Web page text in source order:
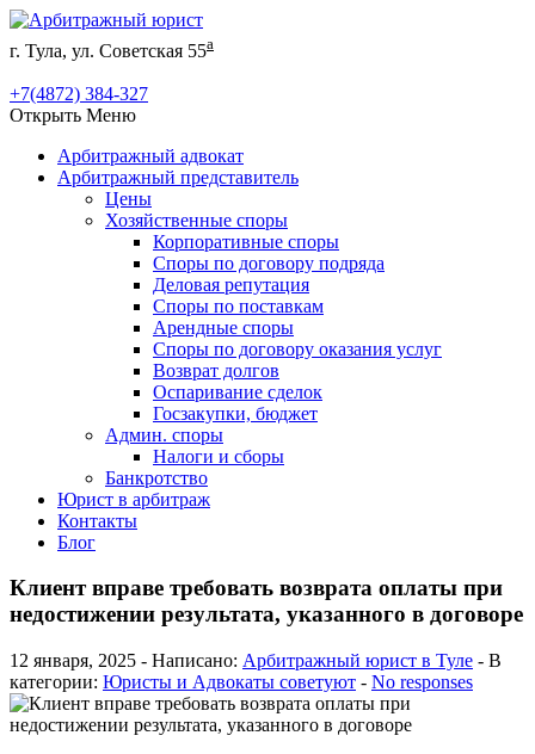
г. Тула, ул. Советская 55а
+7(4872) 384-327
Открыть Меню
Арбитражный адвокат
Арбитражный представитель
Цены
Хозяйственные споры
Корпоративные споры
Споры по договору подряда
Деловая репутация
Споры по поставкам
Арендные споры
Споры по договору оказания услуг
Возврат долгов
Оспаривание сделок
Госзакупки, бюджет
Админ. споры
Налоги и сборы
Банкротство
Юрист в арбитраж
Контакты
Блог
Клиент вправе требовать возврата оплаты при
недостижении результата, указанного в договоре
12 января, 2025 - Написано: Арбитражный юрист в Туле - В
категории: Юристы и Адвокаты советуют - No responses